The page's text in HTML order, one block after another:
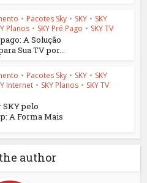
• Pacotes Sky • SKY • SKY
Planos • SKY Pré Pago • SKY TV
A Solução
Sua TV por...
• Pacotes Sky • SKY • SKY
Internet • SKY Planos • SKY TV
SKY pelo
A Forma Mais
author